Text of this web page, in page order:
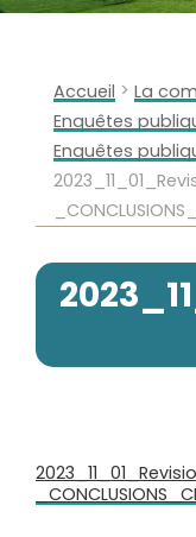
Accueil > La
Enquêtes
Enquêtes